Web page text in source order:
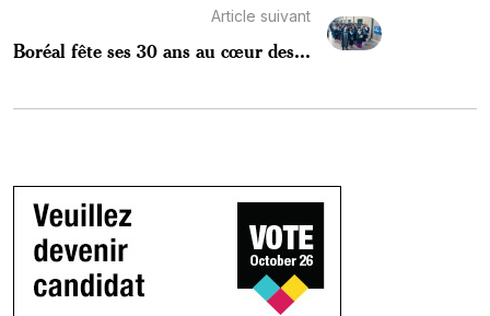
Article suivant
Boréal fête ses 30 ans au cœur des...